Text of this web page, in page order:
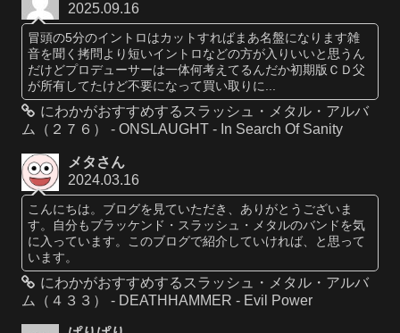
2025.09.16
冒頭の5分のイントロはカットすればまあ名盤になります雑
音を聞く拷問より短いイントロなどの方が入りいいと思うん
だけどプロデューサーは一体何考えてるんだか初期版ＣＤ父
が所有してたけど不要になって買い取りに...
にわかがおすすめするスラッシュ・メタル・アルバ
ム（２７６） - ONSLAUGHT - In Search Of Sanity
メタさん
2024.03.16
こんにちは。ブログを見ていただき、ありがとうございま
す。自分もブラッケンド・スラッシュ・メタルのバンドを気
に入っています。このブログで紹介していければ、と思って
います。
にわかがおすすめするスラッシュ・メタル・アルバ
ム（４３３） - DEATHHAMMER - Evil Power